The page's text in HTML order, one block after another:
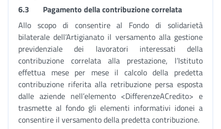
6.3 Pagamento della contribuzione correlata
Allo scopo di consentire al Fondo di solidarietà
bilaterale dell’Artigianato il versamento alla gestione
previdenziale dei lavoratori interessati della
contribuzione correlata alla prestazione, l’Istituto
effettua mese per mese il calcolo della predetta
contribuzione riferita alla retribuzione persa esposta
dalle aziende nell’elemento <DifferenzeACredito> e
trasmette al fondo gli elementi informativi idonei a
consentire il versamento della predetta contribuzione.